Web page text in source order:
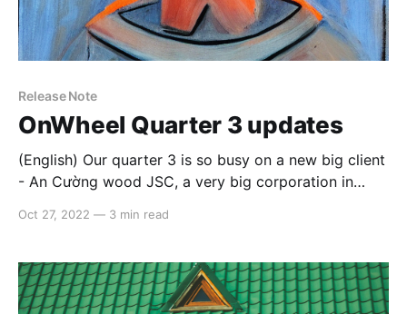
Release Note
OnWheel Quarter 3 updates
(English) Our quarter 3 is so busy on a new big client
- An Cường wood JSC, a very big corporation in
products. The scope is so big that we would like to
anyway
Oct 27, 2022 — 3 min read